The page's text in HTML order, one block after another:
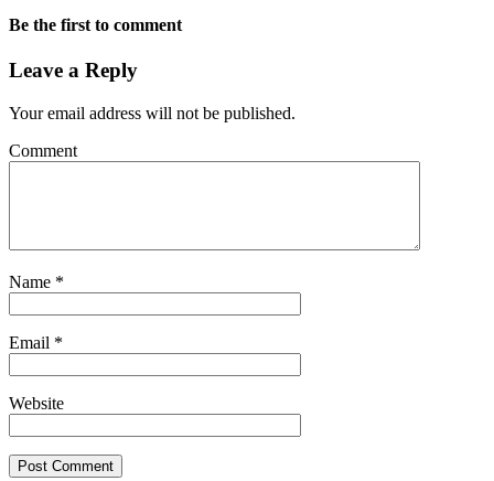
Be the first to comment
Leave a Reply
Your email address will not be published.
Comment
Name *
Email *
Website